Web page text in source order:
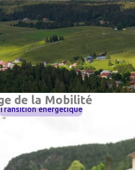
Accueil»transition
ToutActualitésAgriculture
énergétique
de la Mobilité